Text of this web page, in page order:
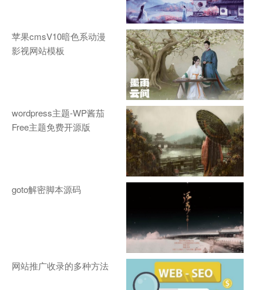
苹果cmsV10暗色系动漫
影视网站模板
wordpress主题-WP酱茄
Free主题免费开源版
goto解密脚本源码
网站推广收录的多种方法